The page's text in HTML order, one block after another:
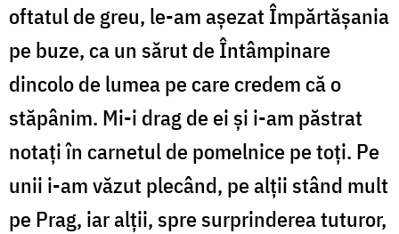
oftatul de greu, le-am așezat Împărtășania
pe buze, ca un sărut de Întâmpinare
dincolo de lumea pe care credem că o
stăpânim. Mi-i drag de ei și i-am păstrat
notați în carnetul de pomelnice pe toți. Pe
unii i-am văzut plecând, pe alții stând mult
pe Prag, iar alții, spre surprinderea tuturor,